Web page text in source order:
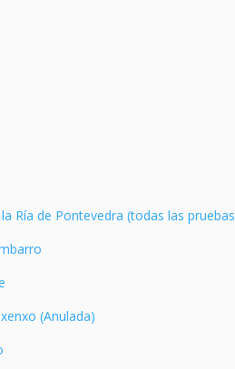
Ría de Pontevedra (todas las
(Anulada)